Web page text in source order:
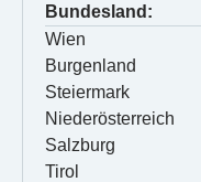
Bundesland:
Wien
Burgenland
Steiermark
Niederösterreich
Salzburg
Tirol